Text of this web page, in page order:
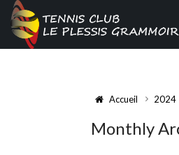
Accueil 2024
Monthly